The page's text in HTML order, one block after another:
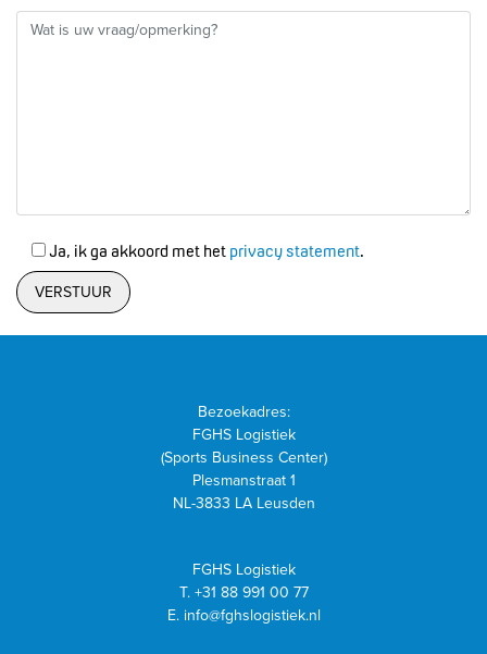
Ja, ik ga akkoord met het privacy statement.
Bezoekadres:
FGHS Logistiek
(Sports Business Center)
Plesmanstraat 1
NL-3833 LA Leusden
FGHS Logistiek
T. +31 88 991 00 77
E. info@fghslogistiek.nl